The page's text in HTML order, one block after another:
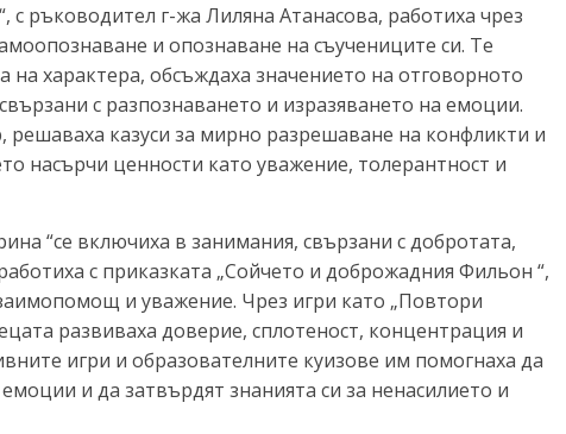
с ръководител г-жа Лиляна Атанасова, работиха чрез
и опознаване на съучениците си. Те
на характера, обсъждаха значението на отговорното
с разпознаването и изразяването на емоции.
казуси за мирно разрешаване на конфликти и
насърчи ценности като уважение, толерантност и
“се включиха в занимания, свързани с добротата,
с приказката „Сойчето и доброжадния Фильон “,
и уважение. Чрез игри като „Повтори
развиваха доверие, сплотеност, концентрация и
игри и образователните куизове им помогнаха да
и да затвърдят знанията си за ненасилието и